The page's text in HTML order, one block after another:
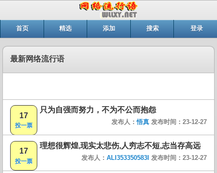
首页 精选 添加 搜索 登录
最新网络流行语
17
投一票
只为自强而努力，不为不公而抱怨
发布人：悟真 发布时间：23-12-27
17
投一票
理想很辉煌,现实太悲伤,人穷志不短,志当存高远
发布人： ALI353350583I 发布时间：23-12-27